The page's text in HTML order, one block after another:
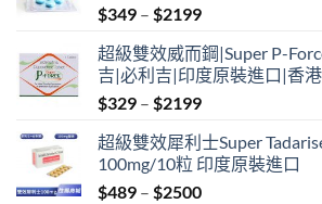
$349 – $2199Price
$349
through
$2199
超級雙效威而鋼|Super P-
吉|必利吉|印度原裝進口|香
$329 – $2199Price
$329
through
$2199
超級雙效犀利士Super
100mg/10粒 印度原裝進口
$489 – $2500Price